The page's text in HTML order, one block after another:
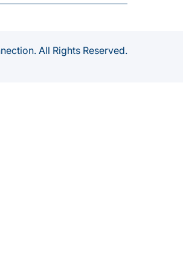
All Rights Reserved.